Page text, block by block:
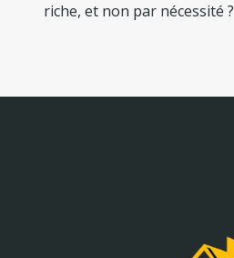
riche, et non par nécessité ?